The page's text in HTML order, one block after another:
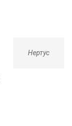
Нертус